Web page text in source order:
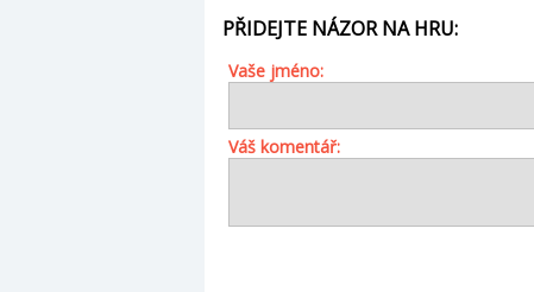
PŘIDEJTE NÁZOR NA HRU:
Vaše jméno:
Váš komentář: